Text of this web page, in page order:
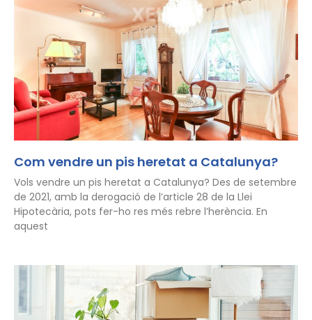
Com vendre un pis heretat a Catalunya?
Vols vendre un pis heretat a Catalunya? Des de setembre
de 2021, amb la derogació de l’article 28 de la Llei
Hipotecària, pots fer-ho res més rebre l’herència. En
aquest